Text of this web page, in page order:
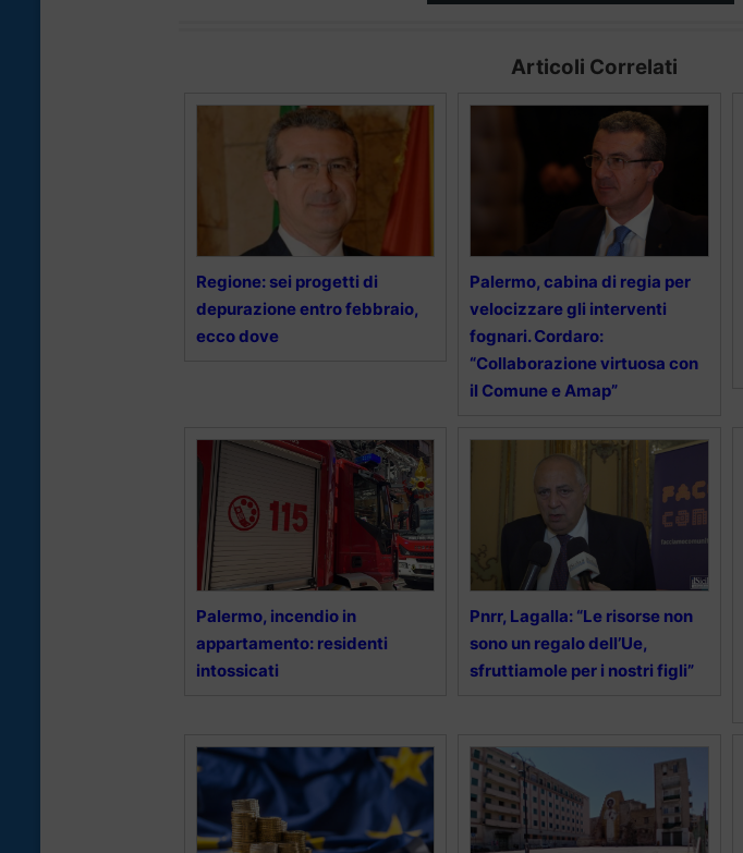
Articoli Correlati
Regione: sei progetti di
depurazione entro febbraio,
ecco dove
Palermo, cabina di regia per
velocizzare gli interventi
fognari. Cordaro:
“Collaborazione virtuosa con
il Comune e Amap”
Palermo, incendio in
appartamento: residenti
intossicati
Pnrr, Lagalla: “Le risorse non
sono un regalo dell’Ue,
sfruttiamole per i nostri figli”